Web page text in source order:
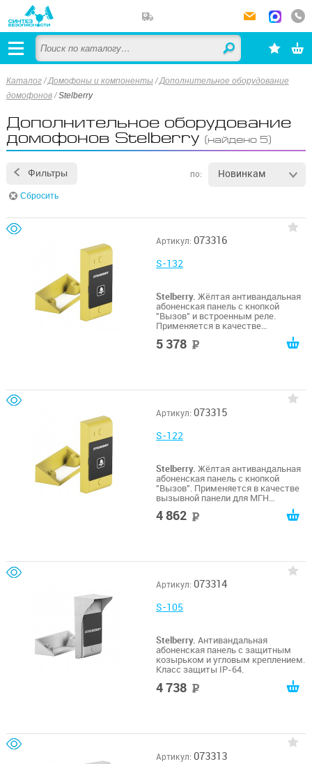
Каталог /Домофоны и компоненты /Дополнительное оборудование
домофонов/Stelberry
Дополнительное оборудование
домофонов Stelberry (найдено 5)
Фильтры по: Новинкам
Сбросить
Артикул: 073316
S-132
Stelberry. Жёлтая антивандальная
абоненская панель с кнопкой
"Вызов" и встроенным реле.
Применяется в качестве
(маломобильных групп населения).
5 378
Артикул: 073315
S-122
Stelberry. Жёлтая антивандальная
абоненская панель с кнопкой
"Вызов". Применяется в качестве
вызывной панели для МГН
(маломобильных групп населения).
Совместима с переговорными
4 862
Артикул: 073314
S-105
Stelberry. Антивандальная
абоненская панель с защитным
козырьком и угловым креплением.
Класс защиты IP-64.
4 738
Артикул: 073313